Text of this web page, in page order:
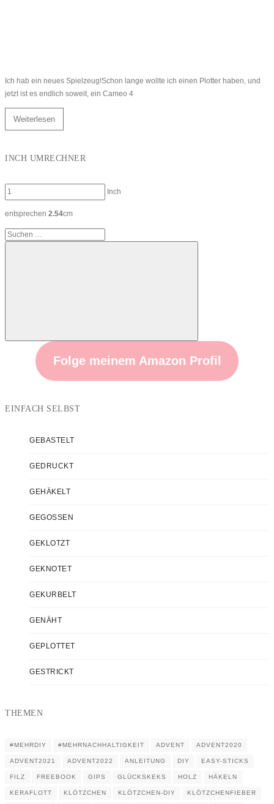
Ich hab ein neues Spielzeug!Schon lange wollte ich einen Plotter haben, und
jetzt ist es endlich soweit, ein Cameo 4
Weiterlesen
INCH UMRECHNER
Inch
entsprechen 2.54cm
Suchen
Folge meinem Amazon Profil
EINFACH SELBST
GEBASTELT
GEDRUCKT
GEHÄKELT
GEGOSSEN
GEKLOTZT
GEKNOTET
GEKURBELT
GENÄHT
GEPLOTTET
GESTRICKT
THEMEN
#MEHRDIY #MEHRNACHHALTIGKEIT ADVENT ADVENT2020
ADVENT2021 ADVENT2022 ANLEITUNG DIY EASY-STICKS
FILZ FREEBOOK GIPS GLÜCKSKEKS HOLZ HÄKELN
KERAFLOTT KLÖTZCHEN KLÖTZCHEN-DIY KLÖTZCHENFIEBER